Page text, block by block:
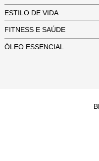
ESTILO DE VIDA
FITNESS E SAÚDE
ÓLEO ESSENCIAL